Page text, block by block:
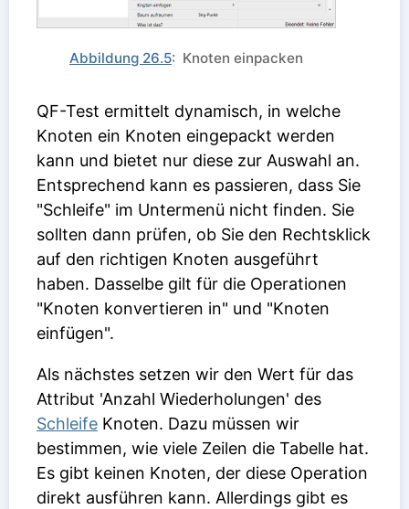
Abbildung 26.5: Knoten einpacken
QF-Test ermittelt dynamisch, in welche
Knoten ein Knoten eingepackt werden
kann und bietet nur diese zur Auswahl an.
Entsprechend kann es passieren, dass Sie
"Schleife" im Untermenü nicht finden. Sie
sollten dann prüfen, ob Sie den Rechtsklick
auf den richtigen Knoten ausgeführt
haben. Dasselbe gilt für die Operationen
"Knoten konvertieren in" und "Knoten
einfügen".
Als nächstes setzen wir den Wert für das
Attribut 'Anzahl Wiederholungen' des
Schleife Knoten. Dazu müssen wir
bestimmen, wie viele Zeilen die Tabelle hat.
Es gibt keinen Knoten, der diese Operation
direkt ausführen kann. Allerdings gibt es